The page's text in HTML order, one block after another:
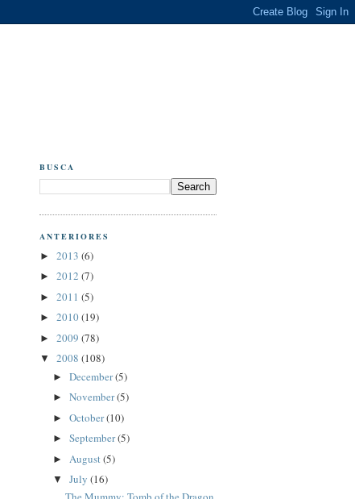
BUSCA
ANTERIORES
► 2013 (6)
► 2012 (7)
► 2011 (5)
► 2010(19)
► 2009 (78)
▼ 2008 (108)
► December(5)
► November(5)
► October(10)
► September(5)
► August(5)
▼ July (16)